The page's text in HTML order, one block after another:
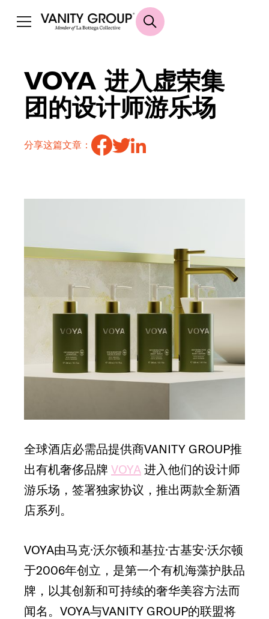
VOYA 进入虚荣集
团的设计师游乐场
分享这篇文章：
全球酒店必需品提供商VANITY GROUP推
出有机奢侈品牌 VOYA 进入他们的设计师
游乐场，签署独家协议，推出两款全新酒
店系列。
VOYA由马克·沃尔顿和基拉·古基安·沃尔顿
于2006年创立，是第一个有机海藻护肤品
牌，以其创新和可持续的奢华美容方法而
闻名。VOYA与VANITY GROUP的联盟将